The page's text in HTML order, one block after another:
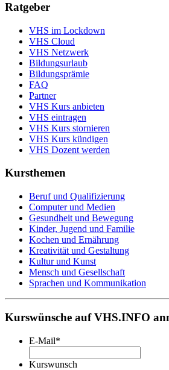
Ratgeber
VHS im Lockdown
VHS Cloud
VHS Netzwerk
Bildungsurlaub
Bildungsprämie
FAQ
Partner
VHS Kurs anbieten
VHS eintragen
VHS Kurs stornieren
VHS Kurs kündigen
VHS Dozent werden
Kursthemen
Beruf und Qualifizierung
Computer und Medien
Gesundheit und Bewegung
Kinder, Jugend und Familie
Kochen und Ernährung
Kreativität und Gestaltung
Kultur und Kunst
Mensch und Gesellschaft
Sprachen und Kommunikation
Kurswünsche auf VHS.INFO
E-Mail*
Kurswunsch